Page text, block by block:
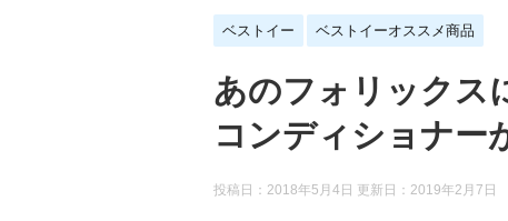
ベストイー ベストイーオススメ商品
あのフォリックス
コンディショナー
投稿日：2018年5月4日 更新日： 2019年2月7日